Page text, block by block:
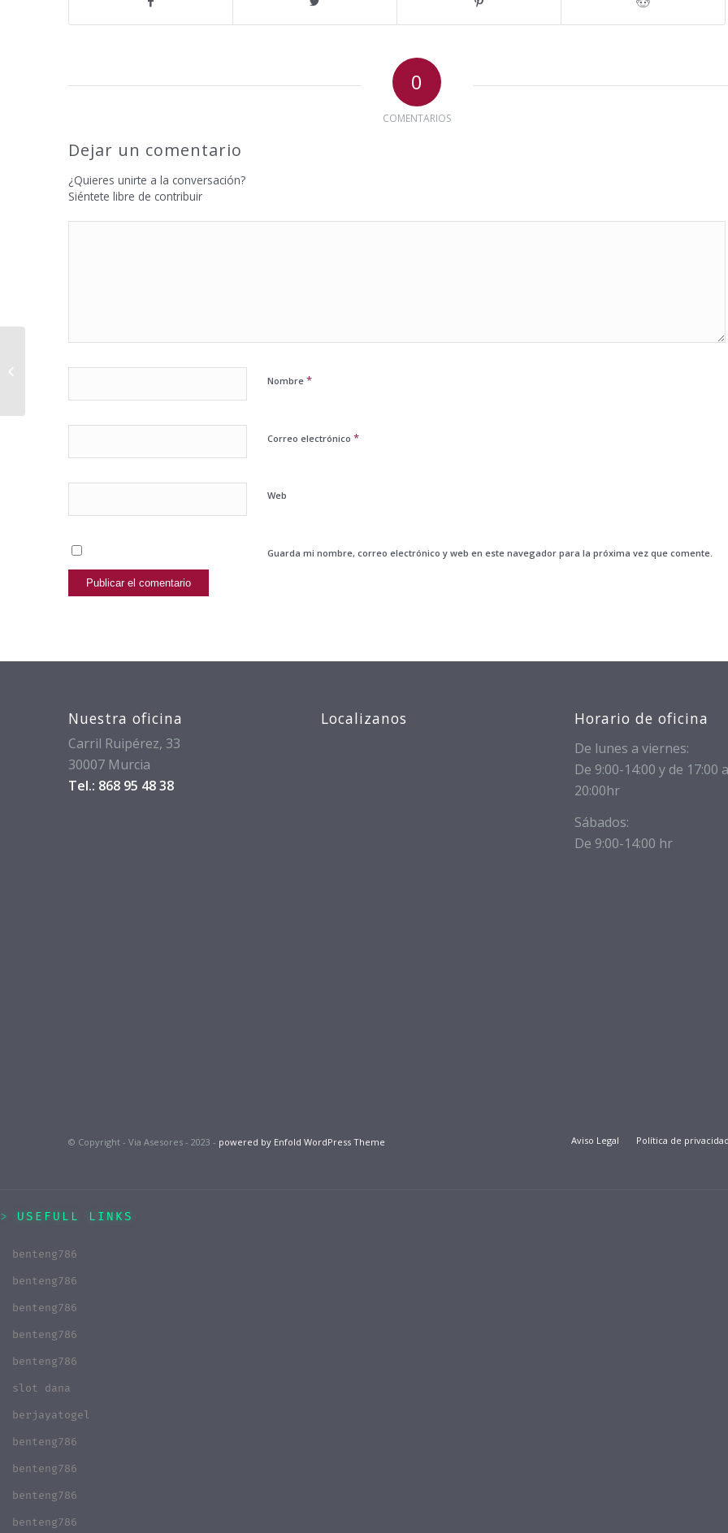
0
COMENTARIOS
Dejar un comentario
¿Quieres unirte a la conversación?
Siéntete libre de contribuir
Nombre *
Correo electrónico *
Web
Guarda mi nombre, correo electrónico y web en este navegador para la próxima vez que comente.
Nuestra oficina
Carril Ruipérez, 33
30007 Murcia
Tel.: 868 95 48 38
Localizanos Horario de oficina
De lunes a viernes:
De 9:00-14:00 y de 17:00 a
20:00hr
Sábados:
De 9:00-14:00 hr
© Copyright - Via Asesores - 2023 - powered by Enfold WordPress Theme Aviso Legal Política de privacidad
El lockout NBA y Murcia
USEFULL LINKS
benteng786
benteng786
benteng786
benteng786
benteng786
slot dana
berjayatogel
benteng786
benteng786
benteng786
benteng786